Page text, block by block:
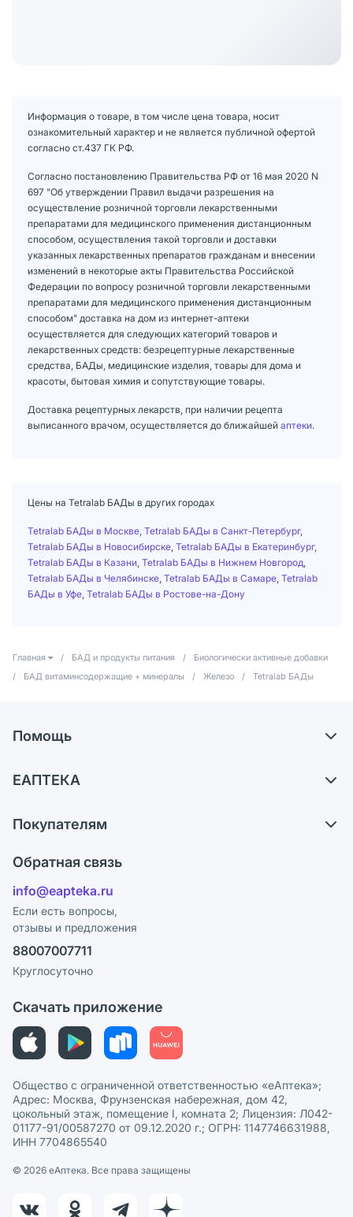
Информация о товаре, в том числе цена товара, носит
ознакомительный характер и не является публичной офертой
согласно ст.437 ГК РФ.
Согласно постановлению Правительства РФ от 16 мая 2020 N
697 "Об утверждении Правил выдачи разрешения на
осуществление розничной торговли лекарственными
препаратами для медицинского применения дистанционным
способом, осуществления такой торговли и доставки
указанных лекарственных препаратов гражданам и внесении
изменений в некоторые акты Правительства Российской
Федерации по вопросу розничной торговли лекарственными
препаратами для медицинского применения дистанционным
способом" доставка на дом из интернет-аптеки
осуществляется для следующих категорий товаров и
лекарственных средств: безрецептурные лекарственные
средства, БАДы, медицинские изделия, товары для дома и
красоты, бытовая химия и сопутствующие товары.
Доставка рецептурных лекарств, при наличии рецепта
выписанного врачом, осуществляется до ближайшей аптеки.
Цены на Tetralab БАДы в других городах
Tetralab БАДы в Москве Tetralab БАДы в Санкт-Петербург,
Tetralab БАДы в Новосибирске Tetralab БАДы в Екатеринбург,
Tetralab БАДы в Казани Tetralab БАДы в Нижнем Новгород
Tetralab БАДы в Челябинске Tetralab БАДы в Самаре Tetralab
БАДы в Уфе Tetralab БАДы в Ростове-на-Дону
Главная / БАД и продукты питания /
Биологически активные добавки
/
БАД витаминсодержащие + минералы / Железо / Tetralab БАДы
Помощь
Самовывоз из аптек
Ответы на вопросы
Блог
ЕАПТЕКА
Карьера
Поставщики
Лицензия
Реклама на сайте
Ваши товары на ЕАПТЕКЕ
Покупателям
Программа СберСпасибо
Политика конфиденциальности
Пользовательское соглашение
Политика рекомендаций
Этика и соответствие
Политика в отношении обработки персональных данных
Обратная связь
info@eapteka.ru
Если есть вопросы,
отзывы и предложения
88007007711
Круглосуточно
Скачать приложение
Общество с ограниченной ответственностью «еАптека»;
Адрес: Москва, Фрунзенская набережная, дом 42,
цокольный этаж, помещение I, комната 2; Лицензия: Л042-
01177-91/00587270 от 09.12.2020 г.; ОГРН: 1147746631988,
ИНН 7704865540
© 2026 eАптека. Все права защищены